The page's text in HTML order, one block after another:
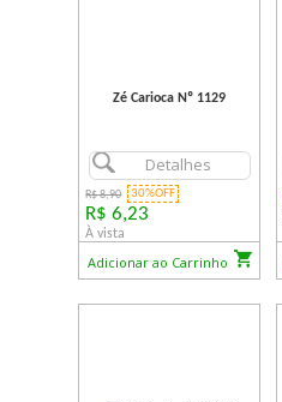
Zé Carioca Nº 1129
Detalhes
R$ 8,90 30%OFF
R$ 6,23
À vista
Adicionar ao Carrinho